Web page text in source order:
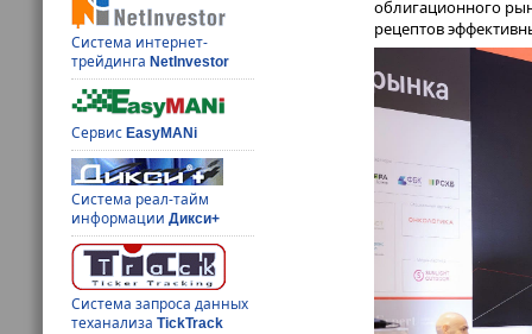
Система интернет-
трейдингаNetInvestor
СервисEasyMANi
Система реал-тайм
информацииДикси+
Система запроса данных
теханализаTickTrack
облигационного
рецептов